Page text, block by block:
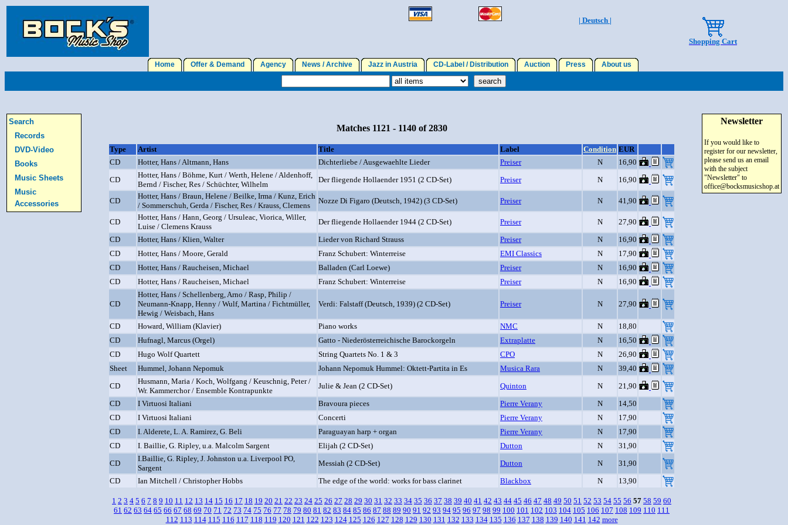
| Deutsch |
Shopping Cart
Home Offer & Demand Agency News / Archive Jazz in Austria CD-Label / Distribution Auction Press About us
Search
Records
DVD-Video
Books
Music Sheets
Music
Accessories
Matches 1121 - 1140 of 2830
Type Artist Title Label Condition EUR
CD
Hotter, Hans / Altmann, Hans Dichterliebe / Ausgewaehlte Lieder Preiser N
16,90
CD
Hotter, Hans / Böhme, Kurt / Werth, Helene / Aldenhoff,
Bernd / Fischer, Res / Schüchter, Wilhelm
Der fliegende Hollaender 1951 (2 CD-Set) Preiser N 16,90
CD
Hotter, Hans / Braun, Helene / Beilke, Irma / Kunz, Erich
/ Sommerschuh, Gerda / Fischer, Res / Krauss, Clemens
Nozze Di Figaro (Deutsch, 1942) (3 CD-Set) Preiser N 41,90
CD
Hotter, Hans / Hann, Georg / Ursuleac, Viorica, Willer,
Luise / Clemens Krauss
Der fliegende Hollaender 1944 (2 CD-Set) Preiser N
27,90
CD
Hotter, Hans / Klien, Walter Lieder von Richard Strauss Preiser N
16,90
CD
Hotter, Hans / Moore, Gerald Franz Schubert: Winterreise EMI Classics N
17,90
CD
Hotter, Hans / Raucheisen, Michael Balladen (Carl Loewe) Preiser N
16,90
CD
Hotter, Hans / Raucheisen, Michael Franz Schubert: Winterreise Preiser N 16,90
CD
Hotter, Hans / Schellenberg, Arno / Rasp, Philip /
Neumann-Knapp, Henny / Wulf, Martina / Fichtmüller,
Hewig / Weisbach, Hans
Verdi: Falstaff (Deutsch, 1939) (2 CD-Set) Preiser N 27,90
CD Howard, William (Klavier) Piano works NMC N
18,80
CD
Hufnagl, Marcus (Orgel) Gatto - Niederösterreichische Barockorgeln Extraplatte N
16,50
CD
Hugo Wolf Quartett String Quartets No. 1 & 3 CPO N
26,90
Sheet
Hummel, Johann Nepomuk Johann Nepomuk Hummel: Oktett-Partita in Es Musica Rara N
39,40
CD
Husmann, Maria / Koch, Wolfgang / Keuschnig, Peter /
Wr. Kammerchor / Ensemble Kontrapunkte
Julie & Jean (2 CD-Set) Quinton N
21,90
CD
I Virtuosi Italiani Bravoura pieces Pierre Verany N
14,50
CD
I Virtuosi Italiani Concerti Pierre Verany N
17,90
CD
I. Alderete, L. A. Ramirez, G. Beli Paraguayan harp + organ Pierre Verany N
17,90
CD
I. Baillie, G. Ripley, u.a. Malcolm Sargent Elijah (2 CD-Set) Dutton N
31,90
CD
I.Baillie, G. Ripley, J. Johnston u.a. Liverpool PO,
Sargent
Messiah (2 CD-Set) Dutton N
31,90
CD
Ian Mitchell / Christopher Hobbs The edge of the world: works for bass clarinet Blackbox N 13,90
1 2 3 4 5 6 7 8 9 10 11 12 13 14 15 16 17 18 19 20 21 22 23 24 25 26 27 28 29 30 31 32 33 34 35 36 37 38 39 40 41 42 43 44 45 46 47 48 49 50 51 52 53 54 55 56 57 58 59 60
61 62 63 64 65 66 67 68 69 70 71 72 73 74 75 76 77 78 79 80 81 82 83 84 85 86 87 88 89 90 91 92 93 94 95 96 97 98 99 100 101 102 103 104 105 106 107 108 109 110 111
112 113 114 115 116 117 118 119 120 121 122 123 124 125 126 127 128 129 130 131 132 133 134 135 136 137 138 139 140 141 142 more
Newsletter
If you would like to
register for our newsletter,
please send us an email
with the subject
"Newsletter" to
office@bocksmusicshop.at